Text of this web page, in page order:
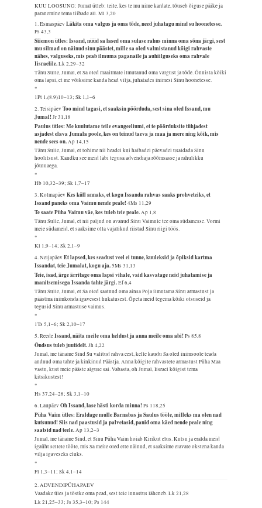
KUU LOOSUNG: Jumal ütleb: teile, kes te mu nime kardate, tõuseb õiguse päike ja
paranemine tema tiibade all.Ml 3,20
1. EsmaspäevLäkita oma valgus ja oma tõde, need juhatagu mind su hoonetesse.
Ps 43,3
Siiemon ütles: Issand, nüüd sa lased oma sulase rahus minna oma sõna järgi, sest
mu silmad on näinud sinu päästet, mille sa oled valmistanud kõigi rahvaste
nähes, valguseks, mis peab ilmuma paganaile ja auhiilguseks oma rahvale
Iisraelile.Lk 2,29–32
Tänu Sulle, Jumal, et Sa oled maailmale ilmutanud oma valgust ja tõde. Õnnista kõiki
oma lapsi, et me võiksime kanda head vilja, juhatades inimesi Sinu hoonetesse.
*
1Pt 1,(8.9)10–13; Sk 1,1–6
2. TeisipäevToo mind tagasi, et saaksin pöörduda, sest sina oled Issand, mu
Jumal!Jr 31,18
Paulus ütles: Me kuulutame teile evangeeliumi, et te pöörduksite tühjadest
asjadest elava Jumala poole, kes on teinud taeva ja maa ja mere ning kõik, mis
nende sees on.Ap 14,15
Tänu Sulle, Jumal, et tohime nii headel kui halbadel päevadel usaldada Sinu
hoolitsust. Kandku see meid läbi tegusa advendiaja rõõmsasse ja rahulikku
jõuluaega.
*
Hb 10,32–39; Sk 1,7–17
3. KolmapäevKes küll annaks, et kogu Issanda rahvas saaks prohveteiks, et
Issand paneks oma Vaimu nende peale!4Ms 11,29
Te saate Püha Vaimu väe, kes tuleb teie peale.Ap 1,8
Tänu Sulle, Jumal, et nii paljud on avanud Sinu Vaimule tee oma südamesse. Vormi
meie südameid, et saaksime olla vajalikud riistad Sinu riigi töös.
*
Kl 1,9–14; Sk 2,1–9
4. NeljapäevEt lapsed, kes seadust veel ei tunne, kuuleksid ja õpiksid kartma
Issandat, teie Jumalat, kogu aja.5Ms 31,13
Teie, isad, ärge ärritage oma lapsi vihale, vaid kasvatage neid juhatamise ja
manitsemisega Issanda tahte järgi.Ef 6,4
Tänu Sulle, Jumal, et Sa oled saatnud oma ainsa Poja ilmutama Sinu armastust ja
päästma inimkonda igavesest hukatusest. Õpeta meid tegema kõiki otsuseid ja
tegusid Sinu armastuse vaimus.
*
1Ts 5,1–6; Sk 2,10–17
5. ReedeIssand, näita meile oma heldust ja anna meile oma abi!Ps 85,8
Õndsus tuleb juutidelt.Jh 4,22
Jumal, me täname Sind Su valitud rahva eest, kelle kaudu Sa oled inimsoole teada
andnud oma tahte ja kinkinud Päästja. Anna kõigile rahvastele armastust Püha Maa
vastu, kust meie pääste alguse sai. Vabasta, oh Jumal, Iisrael kõigist tema
kitsikustest!
*
Hs 37,24–28; Sk 3,1–10
6. LaupäevOh Issand, lase hästi korda minna!Ps 118,25
Püha Vaim ütles: Eraldage mulle Barnabas ja Saulus tööle, milleks ma olen nad
kutsunud! Siis nad paastusid ja palvetasid, panid oma käed nende peale ning
saatsid nad teele.Ap 13,2–3
Jumal, me täname Sind, et Sinu Püha Vaim hoiab Kirikut elus. Kutsu ja eralda meid
igaüht sellele tööle, mis Sa meile oled ette näinud, et saaksime elavate okstena kanda
vilja igaveseks eluks.
*
Fl 1,3–11; Sk 4,1–14
2. ADVENDIPÜHAPÄEV
Vaadake üles ja tõstke oma pead, sest teie lunastus läheneb.Lk 21,28
Lk 21,25–33; Js 35,3–10; Ps 144